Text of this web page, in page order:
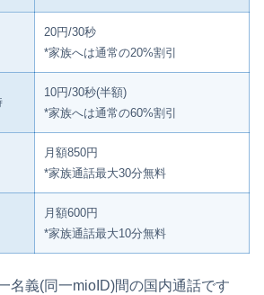
20円/30秒
*家族へは通常の20%割引
10円/30秒(半額)
*家族へは通常の60%割引
月額850円
*家族通話最大30分無料
月額600円
*家族通話最大10分無料
名義(同一mioID)間の国内通話です